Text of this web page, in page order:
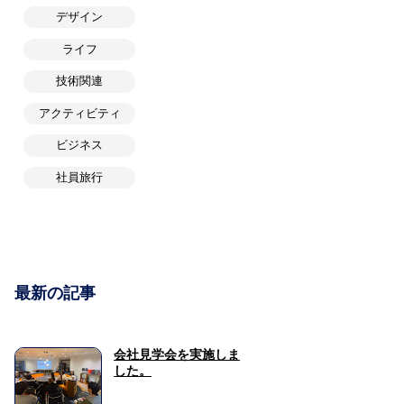
デザイン
ライフ
技術関連
アクティビティ
ビジネス
社員旅行
最新の記事
会社見学会を実施しま
した。